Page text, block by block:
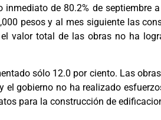
de 80.2% de septiembre
pesos y al mes siguiente las
valor total de las obras no ha
sólo 12.0 por ciento. Las
gobierno no ha realizado
para la construcción de